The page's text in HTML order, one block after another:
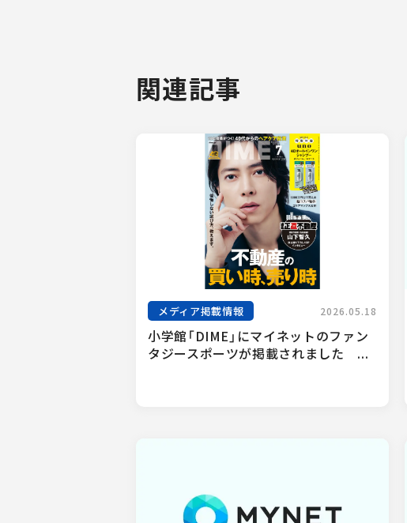
関連記事
メディア掲載情報 2026.05.18
小学館「DIME」にマイネットのファン
タジースポーツが掲載されました　...